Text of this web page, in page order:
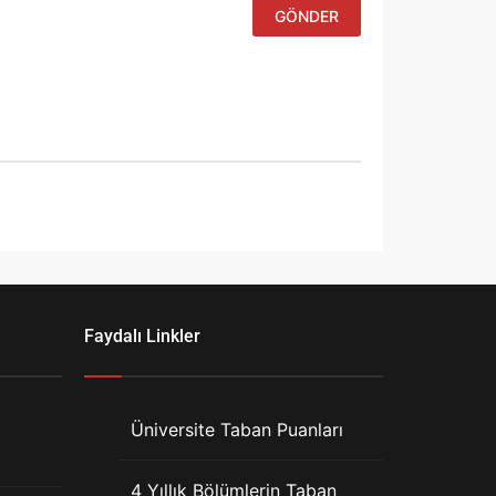
Faydalı Linkler
Üniversite Taban Puanları
4 Yıllık Bölümlerin Taban